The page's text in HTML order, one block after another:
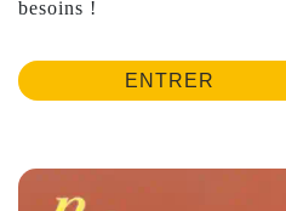
besoins !
ENTRER